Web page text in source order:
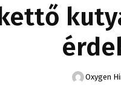
Oxygen